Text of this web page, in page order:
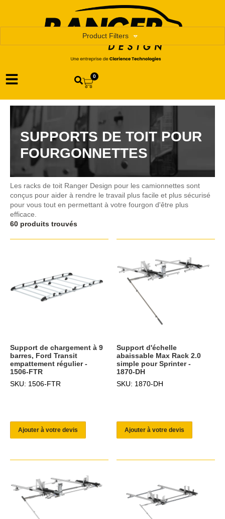
0
SUPPORTS DE TOIT POUR
FOURGONNETTES
Product Filters
Les racks de toit Ranger Design pour les camionnettes sont
conçus pour aider à rendre le travail plus facile et plus sécurisé
pour vous tout en permettant à votre fourgon d'être plus
efficace.
60 produits trouvés
Support de chargement à 9
barres, Ford Transit
empattement régulier -
1506-FTR
SKU: 1506-FTR
Ajouter à votre devis
Support d'échelle
abaissable Max Rack 2.0
simple pour Sprinter -
1870-DH
SKU: 1870-DH
Ajouter à votre devis